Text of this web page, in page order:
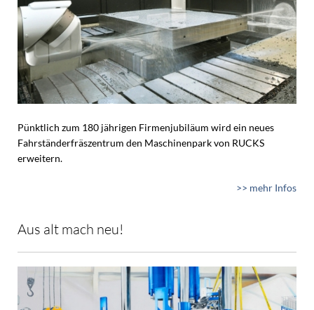
Pünktlich zum 180 jährigen Firmenjubiläum wird ein neues
Fahrständerfräszentrum den Maschinenpark von RUCKS
erweitern.
>> mehr Infos
Aus alt mach neu!